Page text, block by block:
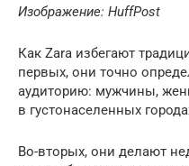
Изображение: HuffPost
Как Zara избегают
первых, они точно
аудиторию: мужчины,
в густонаселенных
Во-вторых, они делают